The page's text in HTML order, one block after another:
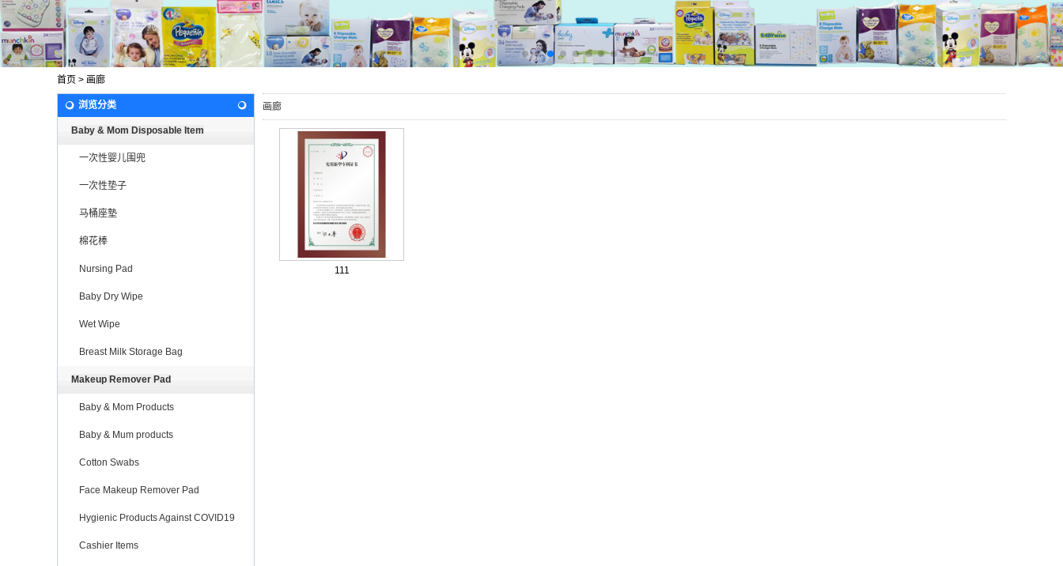
首页 > 画廊
浏览分类
Baby & Mom Disposable Item
一次性婴儿围兜
一次性垫子
马桶座墊
棉花棒
Nursing Pad
Baby Dry Wipe
Wet Wipe
Breast Milk Storage Bag
Makeup Remover Pad
Baby & Mom Products
Baby & Mum products
Cotton Swabs
Face Makeup Remover Pad
Hygienic Products Against COVID19
Cashier Items
画廊
111